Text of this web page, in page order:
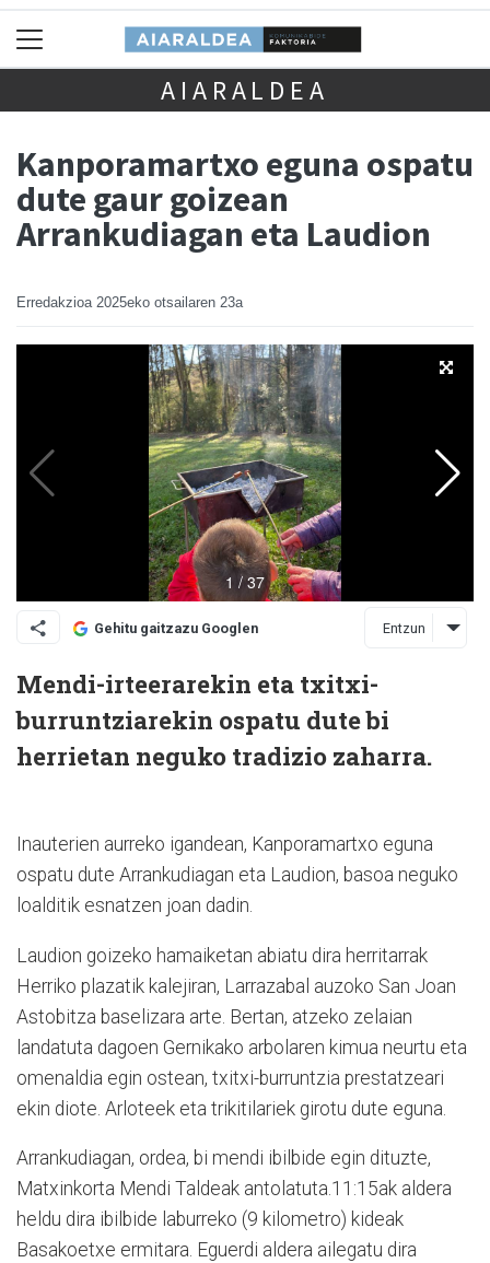
AIARALDEA
Kanporamartxo eguna ospatu
dute gaur goizean
Arrankudiagan eta Laudion
Erredakzioa 2025eko otsailaren 23a
Gehitu gaitzazu Googlen Entzun
Mendi-irteerarekin eta txitxi-
burruntziarekin ospatu dute bi
herrietan neguko tradizio zaharra.
Inauterien aurreko igandean, Kanporamartxo eguna
ospatu dute Arrankudiagan eta Laudion, basoa neguko
loalditik esnatzen joan dadin.
Laudion goizeko hamaiketan abiatu dira herritarrak
Herriko plazatik kalejiran, Larrazabal auzoko San Joan
Astobitza baselizara arte. Bertan, atzeko zelaian
landatuta dagoen Gernikako arbolaren kimua neurtu eta
omenaldia egin ostean, txitxi-burruntzia prestatzeari
ekin diote. Arloteek eta trikitilariek girotu dute eguna.
Arrankudiagan, ordea, bi mendi ibilbide egin dituzte,
Matxinkorta Mendi Taldeak antolatuta.11:15ak aldera
heldu dira ibilbide laburreko (9 kilometro) kideak
Basakoetxe ermitara. Eguerdi aldera ailegatu dira